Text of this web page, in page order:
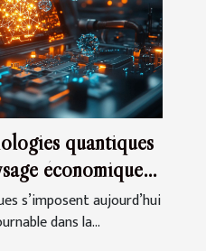
quantiques
économique
s’imposent aujourd’hui
dans la...